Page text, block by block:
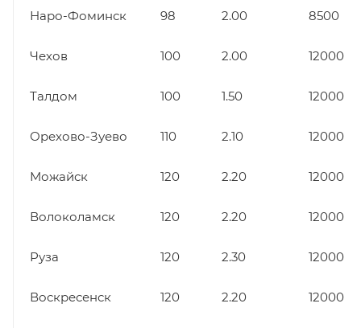
Наро-Фоминск 98 2.00 8500
Чехов 100 2.00 12000
Талдом 100 1.50 12000
Орехово-Зуево 110 2.10 12000
Можайск 120 2.20 12000
Волоколамск 120 2.20 12000
Руза 120 2.30 12000
Воскресенск 120 2.20 12000